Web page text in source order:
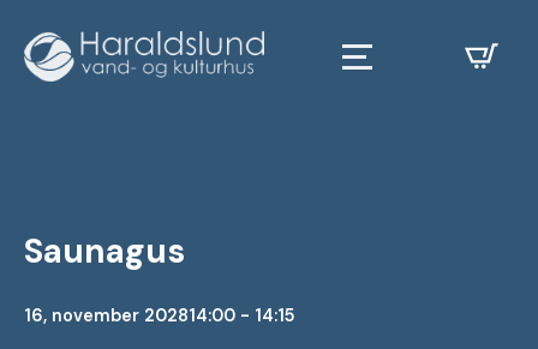
Saunagus
16, november 202814:00 - 14:15